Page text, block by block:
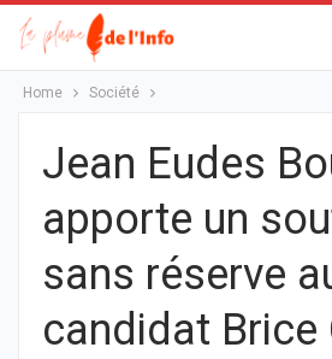
Home Société
Jean Eudes
apporte un
sans réserve
candidat Brice